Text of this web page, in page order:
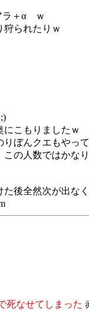
ラ＋α ｗ
られたりｗ
こもりましたｗ
ぼんクエもやって
の人数ではかな
後全然次が出な
死なせてしまった